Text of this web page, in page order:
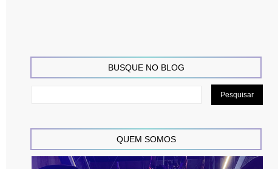
BUSQUE NO BLOG
QUEM SOMOS